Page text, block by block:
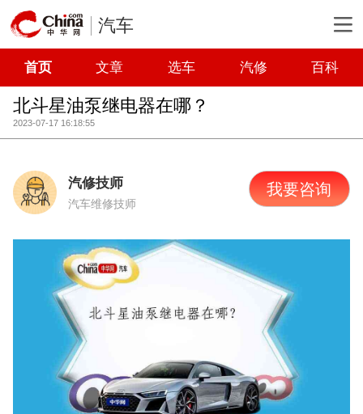
汽车
首页 文章 选车 汽修 百科
北斗星油泵继电器在哪？
2023-07-17 16:18:55
汽修技师
汽车维修技师
我要咨询